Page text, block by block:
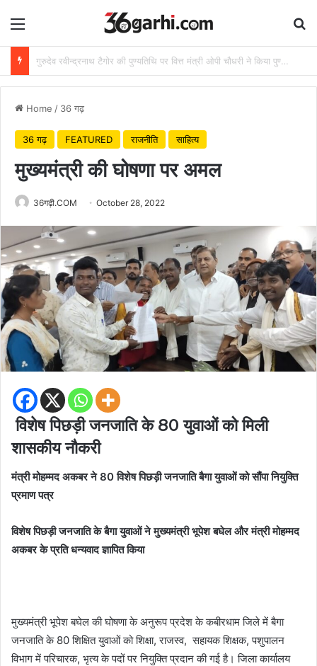
Menu
राष्ट्रीय हथकरघा दिवस पर वित्त मंत्री ओपी चौधरी ने बुनकरों को दी शुभकामनाएं
Home / 36 गढ़
36 गढ़ FEATURED राजनीति साहित्य
मुख्यमंत्री की घोषणा पर अमल
36गढ़ी.COM October 28, 2022
विशेष पिछड़ी जनजाति के 80 युवाओं को मिली
शासकीय नौकरी
मंत्री मोहम्मद अकबर ने 80 विशेष पिछड़ी जनजाति बैगा युवाओं को सौंपा नियुक्ति
प्रमाण पत्र
विशेष पिछड़ी जनजाति के बैगा युवाओं ने मुख्यमंत्री भूपेश बघेल और मंत्री मोहम्मद
अकबर के प्रति धन्यवाद ज्ञापित किया
मुख्यमंत्री भूपेश बघेल की घोषणा के अनुरूप प्रदेश के कबीरधाम जिले में बैगा
जनजाति के 80 शिक्षित युवाओं को शिक्षा, राजस्व, सहायक शिक्षक, पशुपालन
विभाग में परिचारक, भृत्य के पदों पर नियुक्ति प्रदान की गई है। जिला कार्यालय